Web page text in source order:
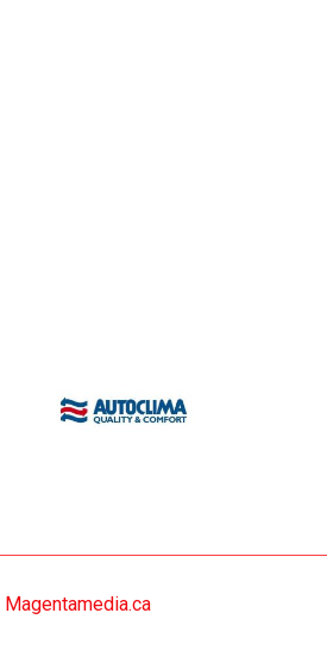
Magentamedia.ca